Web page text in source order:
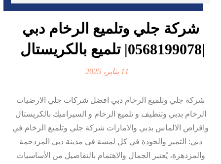
شركة جلي وتلميع الرخام دبي
|0568199078| تلميع بالكريستال
11 يناير، 2025
شركة جلي وتلميع الرخام دبي افضل شركات جلي الارضيات
الرخام بدبي وتنظيف و تلميع الرخام و السيراميك بالكريستال
واقراص الالماس بدبي والامارات شركة جلي وتلميع الرخام في
دبي: التميز والجودة في كل لمسة في مدينة دبي المزدحمة
والمزدهرة، يُعتبر الجمال والاهتمام بالتفاصيل من الأساسيات